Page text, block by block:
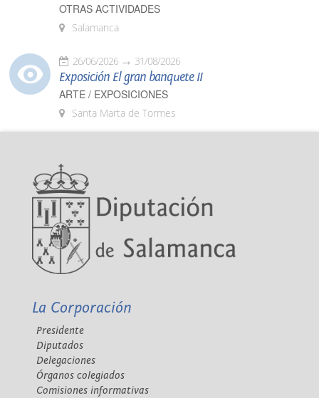
OTRAS ACTIVIDADES
Salamanca
26/06/2026 31/08/2026
Exposición El gran banquete II
ARTE / EXPOSICIONES
Santa Marta de Tormes
La Corporación
Presidente
Diputados
Delegaciones
Órganos colegiados
Comisiones informativas